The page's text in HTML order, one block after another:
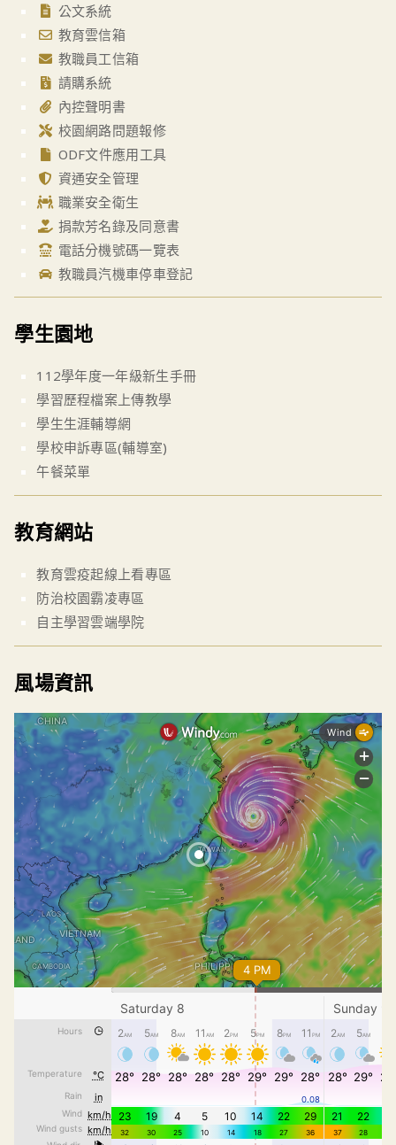
公文系統
教育雲信箱
教職員工信箱
請購系統
內控聲明書
校園網路問題報修
ODF文件應用工具
資通安全管理
職業安全衛生
捐款芳名錄及同意書
電話分機號碼一覽表
教職員汽機車停車登記
學生園地
112學年度一年級新生手冊
學習歷程檔案上傳教學
學生生涯輔導網
學校申訴專區(輔導室)
午餐菜單
教育網站
教育雲疫起線上看專區
防治校園霸凌專區
自主學習雲端學院
風場資訊